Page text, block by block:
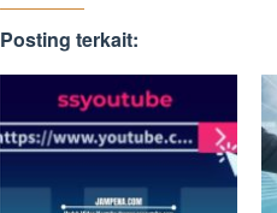
Posting terkait: